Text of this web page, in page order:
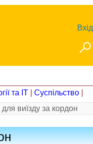
Вхід
та ІТ Суспільство
виїзду за кордон